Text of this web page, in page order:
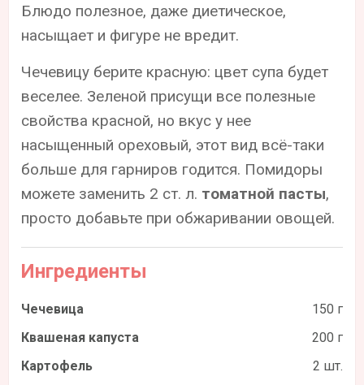
Блюдо полезное, даже диетическое,
насыщает и фигуре не вредит.
Чечевицу берите красную: цвет супа будет
веселее. Зеленой присущи все полезные
свойства красной, но вкус у нее
насыщенный ореховый, этот вид всё-таки
больше для гарниров годится. Помидоры
можете заменить 2 ст. л. томатной пасты,
просто добавьте при обжаривании овощей.
Ингредиенты
Чечевица
150 г
Квашеная капуста
200 г
Картофель
2 шт.